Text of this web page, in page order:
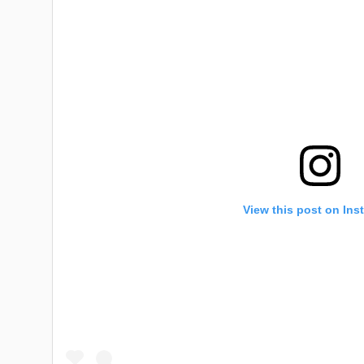
View this post on